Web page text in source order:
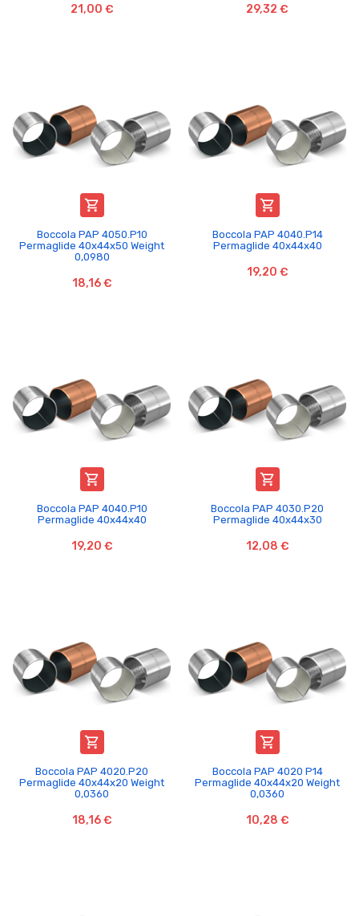
21,00 € 29,32 €

Boccola PAP 4050.P10
Permaglide 40x44x50 Weight
0,0980
18,16 €

Boccola PAP 4040.P14
Permaglide 40x44x40
19,20 €

Boccola PAP 4040.P10
Permaglide 40x44x40
19,20 €

Boccola PAP 4030.P20
Permaglide 40x44x30
12,08 €

Boccola PAP 4020.P20
Permaglide 40x44x20 Weight
0,0360
18,16 €

Boccola PAP 4020 P14
Permaglide 40x44x20 Weight
0,0360
10,28 €